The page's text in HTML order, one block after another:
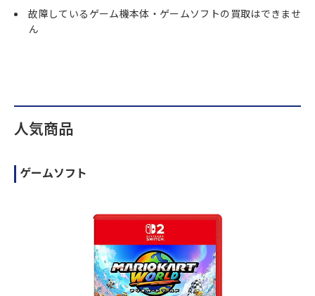
故障しているゲーム機本体・ゲームソフトの買取はできませ
ん
人気商品
ゲームソフト